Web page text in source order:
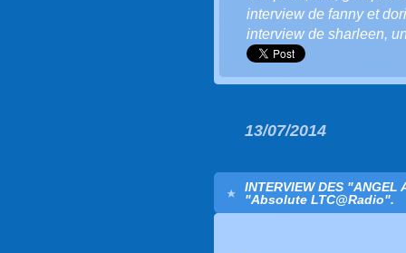
interview de fanny et
interview de sharleen,
13/07/2014
INTERVIEW DES "ANGEL
"Absolute LTC@Radio".